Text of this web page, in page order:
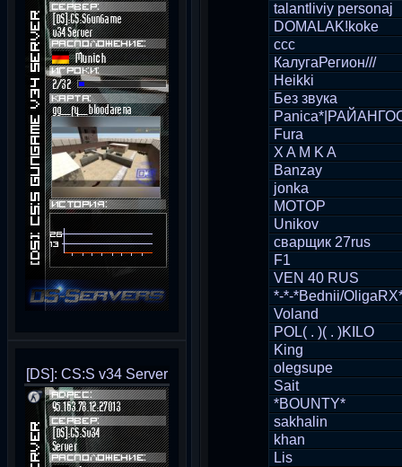
[DS]: CS:S v34 Server
talantliviy personaj
DOMALAK!koke
ccc
КалугаРегион///
Heikki
Без звукa
Fura
X A M K A
Banzay
jonka
MOTOP
Unikov
сварщик 27rus
F1
VEN 40 RUS
*-*-*Bednii/
Voland
POL( . )( . )KILО
King
olegsupe
Sait
*BOUNTY*
sakhalin
khan
Lis